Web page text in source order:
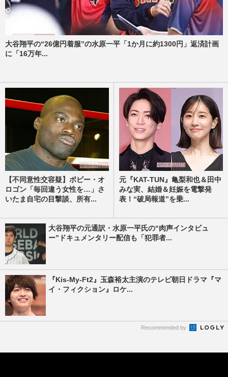
大谷翔平の“26億円着服”の水原一平「1か月に約1300円」返済計画
に「16万年...
【不同意性交容疑】ボビー・オ
ロゴン「毎回違う女性を…」さ
いたま自宅の目撃談、所有...
元『KAT-TUN』亀梨和也＆田中
みな実、結婚＆妊娠を電撃発
表！“破局報道”を乗...
大谷翔平の元通訳・水原一平氏の“肉声インタビュ
ー”ドキュメンタリー配信も「犯罪者...
『Kis-My-Ft2』玉森裕太主演のテレビ朝日ドラマ『マ
イ・フィクション』ロケ...
Recommended by